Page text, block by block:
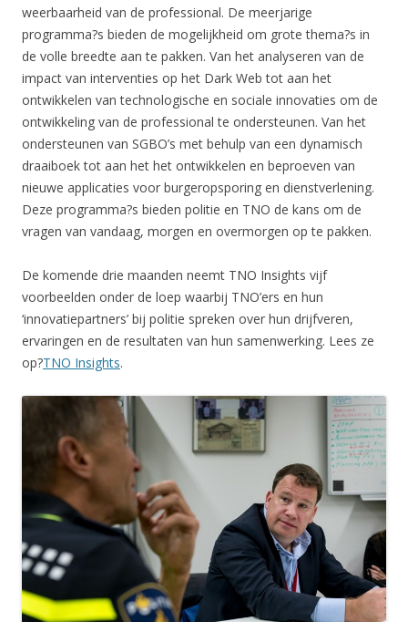
weerbaarheid van de professional. De meerjarige
programma?s bieden de mogelijkheid om grote thema?s in
de volle breedte aan te pakken. Van het analyseren van de
impact van interventies op het Dark Web tot aan het
ontwikkelen van technologische en sociale innovaties om de
ontwikkeling van de professional te ondersteunen. Van het
ondersteunen van SGBO’s met behulp van een dynamisch
draaiboek tot aan het het ontwikkelen en beproeven van
nieuwe applicaties voor burgeropsporing en dienstverlening.
Deze programma?s bieden politie en TNO de kans om de
vragen van vandaag, morgen en overmorgen op te pakken.
De komende drie maanden neemt TNO Insights vijf
voorbeelden onder de loep waarbij TNO’ers en hun
‘innovatiepartners’ bij politie spreken over hun drijfveren,
ervaringen en de resultaten van hun samenwerking. Lees ze
op?TNO Insights.